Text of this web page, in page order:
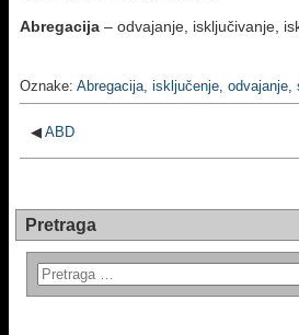
Abregacija – odvajanje, isključivanje,
Oznake: Abregacija, isključenje, odvajanje,
◀ ABD
Pretraga